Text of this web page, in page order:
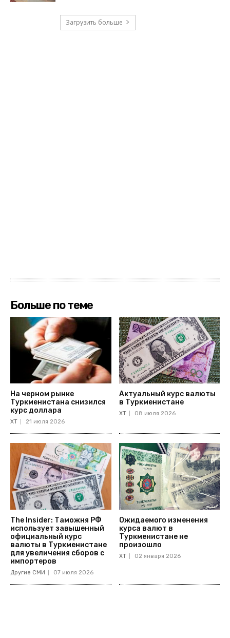
Загрузить больше
Больше по теме
На черном рынке
Туркменистана снизился
курс доллара
ХТ 21 июля 2026
Актуальный курс валюты
в Туркменистане
ХТ 08 июля 2026
The Insider: Таможня РФ
использует завышенный
официальный курс
валюты в Туркменистане
для увеличения сборов с
импортеров
Другие СМИ 07 июля 2026
Ожидаемого изменения
курса валют в
Туркменистане не
произошло
ХТ 02 января 2026